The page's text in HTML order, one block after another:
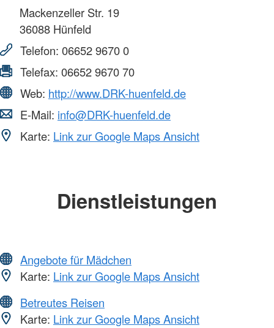
Mackenzeller Str. 19
36088 Hünfeld
Telefon: 06652 9670 0
Telefax: 06652 9670 70
Web: http://www.DRK-huenfeld.de
E-Mail: info@DRK-huenfeld.de
Karte: Link zur Google Maps Ansicht
Dienstleistungen
Angebote für Mädchen
Karte: Link zur Google Maps Ansicht
Betreutes Reisen
Karte: Link zur Google Maps Ansicht